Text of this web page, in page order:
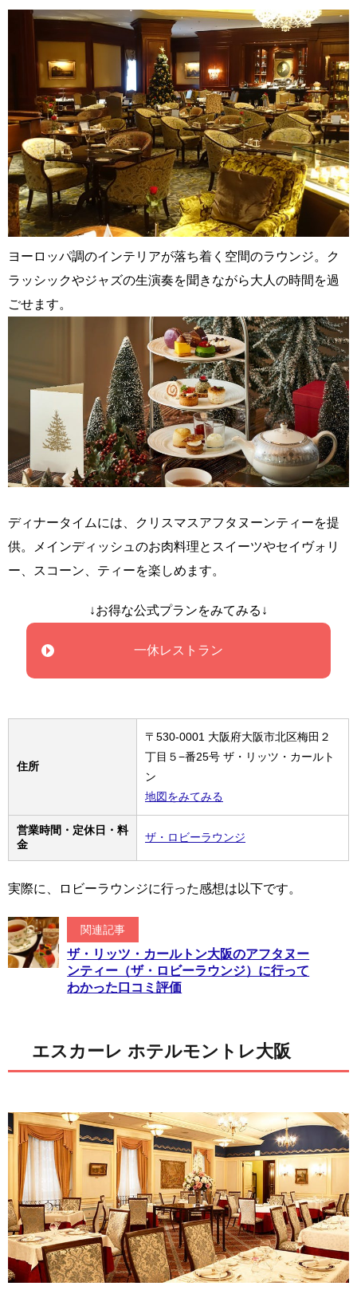
ヨーロッパ調のインテリアが落ち着く空間のラウンジ。ク
ラッシックやジャズの生演奏を聞きながら大人の時間を過
ごせます。
ディナータイムには、クリスマスアフタヌーンティーを提
供。メインディッシュのお肉料理とスイーツやセイヴォリ
ー、スコーン、ティーを楽しめます。
↓お得な公式プランをみてみる↓
一休レストラン
住所
〒530-0001 大阪府大阪市北区梅田２
丁目５−番25号 ザ・リッツ・カールト
ン
地図をみてみる
営業時間・定休日・料
金
ザ・ロビーラウンジ
実際に、ロビーラウンジに行った感想は以下です。
関連記事
ザ・リッツ・カールトン大阪のアフタヌー
ンティー（ザ・ロビーラウンジ）に行って
わかった口コミ評価
エスカーレ ホテルモントレ大阪